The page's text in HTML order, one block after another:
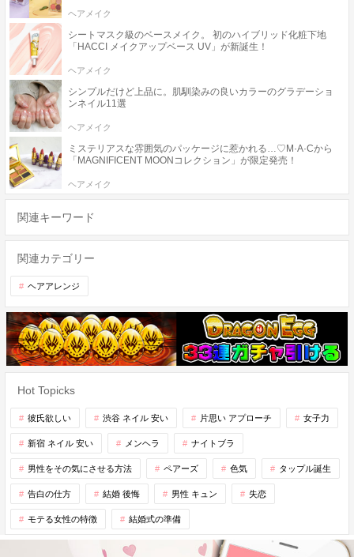
ヘアメイク
シートマスク級のベースメイク。 初のハイブリッド化粧下地
「HACCI メイクアップベース UV」が新誕生！
ヘアメイク
シンプルだけど上品に。肌馴染みの良いカラーのグラデーショ
ンネイル11選
ヘアメイク
ミステリアスな雰囲気のパッケージに惹かれる…♡M·A·Cから
「MAGNIFICENT MOONコレクション」が限定発売！
ヘアメイク
関連キーワード
関連カテゴリー
ヘアアレンジ
Hot Topicks
彼氏欲しい 渋谷 ネイル 安い 片思い アプローチ 女子力
新宿 ネイル 安い メンヘラ ナイトブラ
男性をその気にさせる方法 ペアーズ 色気 タップル誕生
告白の仕方 結婚 後悔 男性 キュン 失恋
モテる女性の特徴 結婚式の準備